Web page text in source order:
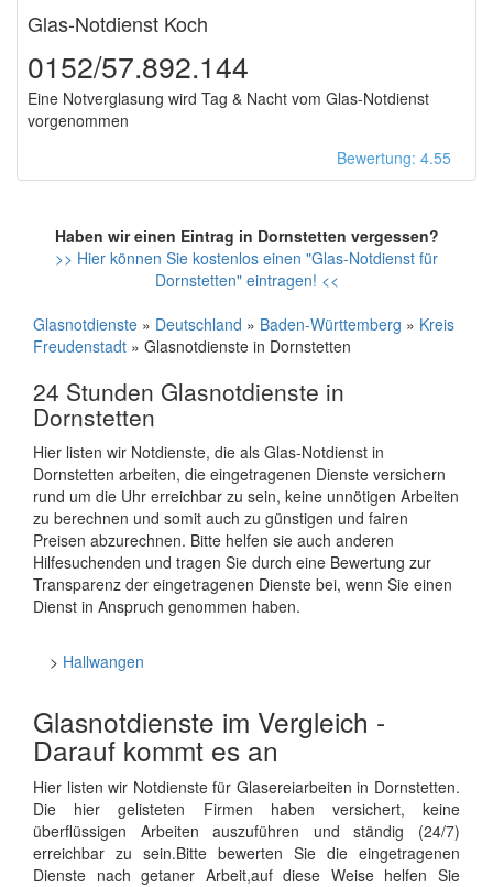
Glas-Notdienst Koch
0152/57.892.144
Eine Notverglasung wird Tag & Nacht vom Glas-Notdienst
vorgenommen
Bewertung: 4.55
Haben wir einen Eintrag in Dornstetten vergessen?
>> Hier können Sie kostenlos einen "Glas-Notdienst für
Dornstetten" eintragen! <<
Glasnotdienste » Deutschland » Baden-Württemberg » Kreis
Freudenstadt » Glasnotdienste in Dornstetten
24 Stunden Glasnotdienste in
Dornstetten
Hier listen wir Notdienste, die als Glas-Notdienst in
Dornstetten arbeiten, die eingetragenen Dienste versichern
rund um die Uhr erreichbar zu sein, keine unnötigen Arbeiten
zu berechnen und somit auch zu günstigen und fairen
Preisen abzurechnen. Bitte helfen sie auch anderen
Hilfesuchenden und tragen Sie durch eine Bewertung zur
Transparenz der eingetragenen Dienste bei, wenn Sie einen
Dienst in Anspruch genommen haben.
> Hallwangen
Glasnotdienste im Vergleich -
Darauf kommt es an
Hier listen wir Notdienste für Glasereiarbeiten in Dornstetten.
Die hier gelisteten Firmen haben versichert, keine
überflüssigen Arbeiten auszuführen und ständig (24/7)
erreichbar zu sein.Bitte bewerten Sie die eingetragenen
Dienste nach getaner Arbeit,auf diese Weise helfen Sie